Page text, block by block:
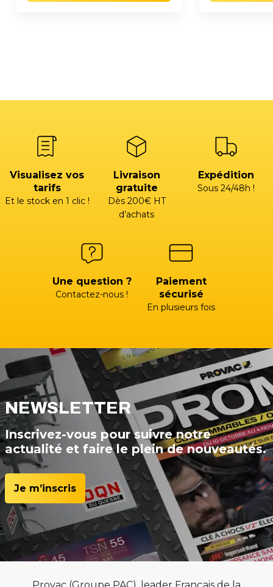
Visualisez vos
tarifs
Et le stock en 1 clic !
Livraison
gratuite
Dès 200€ HT
d’achats
Expédition
Sous 24/48h !
Une question ?
Contactez-nous !
Paiement
sécurisé
En plusieurs fois
NEWSLETTER
Inscrivez-vous pour suivre notre
actualité et faire le plein de nouveautés.
Je m’inscris